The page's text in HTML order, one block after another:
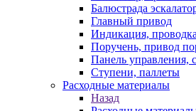
Балюстрада
Главный привод
Индикация,
Поручень, привод
Панель управления,
Ступени, паллеты
Расходные материалы
Назад